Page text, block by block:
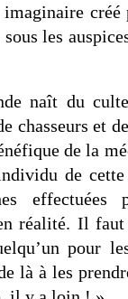
créé
les
naît du
chasseurs et
de la
de
réalité. Il
pour
là à les